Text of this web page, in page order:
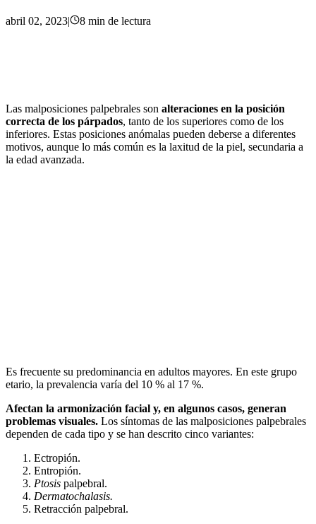
abril 02, 2023| 8 min de lectura
Las malposiciones palpebrales son alteraciones en la posición
correcta de los párpados, tanto de los superiores como de los
inferiores. Estas posiciones anómalas pueden deberse a diferentes
motivos, aunque lo más común es la laxitud de la piel, secundaria a
la edad avanzada.
Es frecuente su predominancia en adultos mayores. En este grupo
etario, la prevalencia varía del 10 % al 17 %.
Afectan la armonización facial y, en algunos casos, generan
problemas visuales. Los síntomas de las malposiciones palpebrales
dependen de cada tipo y se han descrito cinco variantes:
Ectropión.
Entropión.
Ptosis palpebral.
Dermatochalasis.
Retracción palpebral.